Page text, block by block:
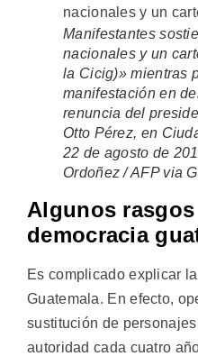
Manifestantes
nacionales y un
la Cicig)» mientras
manifestación en
renuncia del
Otto Pérez, en
22 de agosto de
Ordoñez / AFP via
Algunos
democracia
Es complicado explicar
Guatemala. En efecto,
sustitución de
autoridad cada cuatro